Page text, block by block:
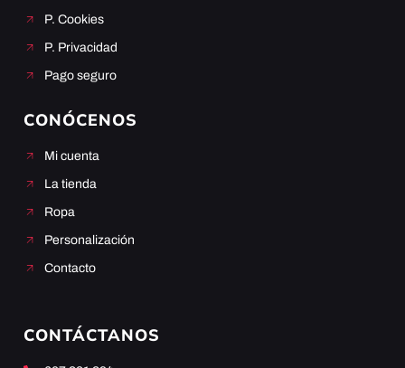
P. Cookies
P. Privacidad
Pago seguro
CONÓCENOS
Mi cuenta
La tienda
Ropa
Personalización
Contacto
CONTÁCTANOS